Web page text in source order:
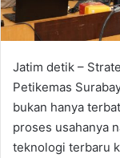
Jatim detik –
Petikemas
bukan hanya
proses usahanya
teknologi terbaru